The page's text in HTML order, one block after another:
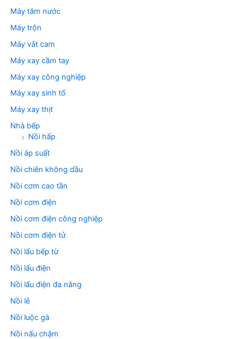
Máy tăm nước
Máy trộn
Máy vắt cam
Máy xay cầm tay
Máy xay công nghiệp
Máy xay sinh tố
Máy xay thịt
Nhà bếp
Nồi hấp
Nồi áp suất
Nồi chiên không dầu
Nồi cơm cao tần
Nồi cơm điện
Nồi cơm điện công nghiệp
Nồi cơm điện tử
Nồi lẩu bếp từ
Nồi lẩu điện
Nồi lẩu điện đa năng
Nồi lẻ
Nồi luộc gà
Nồi nấu chậm